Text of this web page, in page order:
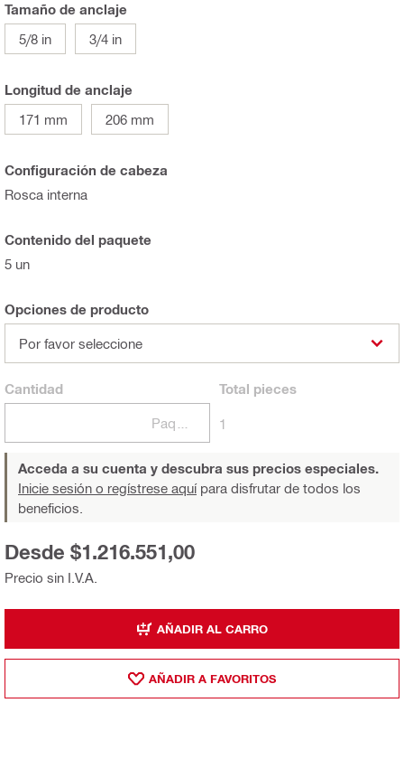
Tamaño de anclaje
5/8 in
3/4 in
Longitud de anclaje
171 mm
206 mm
Configuración de cabeza
Rosca interna
Contenido del paquete
5 un
Opciones de producto
Por favor seleccione
Cantidad Total pieces
1
Acceda a su cuenta y descubra sus precios especiales.
Inicie sesión o regístrese aquípara disfrutar de todos los
beneficios.
Precio sin I.V.A.
Desde $1.216.551,00
AÑADIR AL CARRO
AÑADIR A FAVORITOS